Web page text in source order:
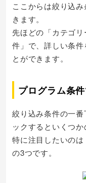
ここからは絞り込
きます。
先ほどの「カテゴ
件」で、詳しい条
とができます。
プログラム条
絞り込み条件の一
ックするといくつ
特に注目したいのは
の3つです。